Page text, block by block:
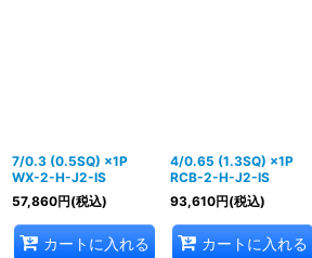
7/0.3 (0.5SQ) ×1P
WX-2-H-J2-IS
57,860円(税込)
カートに入れる
4/0.65 (1.3SQ) ×1P
RCB-2-H-J2-IS
93,610円(税込)
カートに入れる